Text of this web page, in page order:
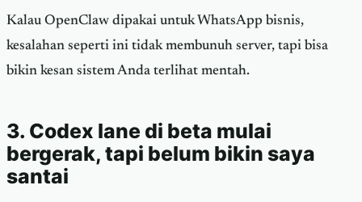
Kalau OpenClaw dipakai untuk WhatsApp bisnis,
kesalahan seperti ini tidak membunuh server, tapi bisa
bikin kesan sistem Anda terlihat mentah.
3. Codex lane di beta mulai
bergerak, tapi belum bikin saya
santai